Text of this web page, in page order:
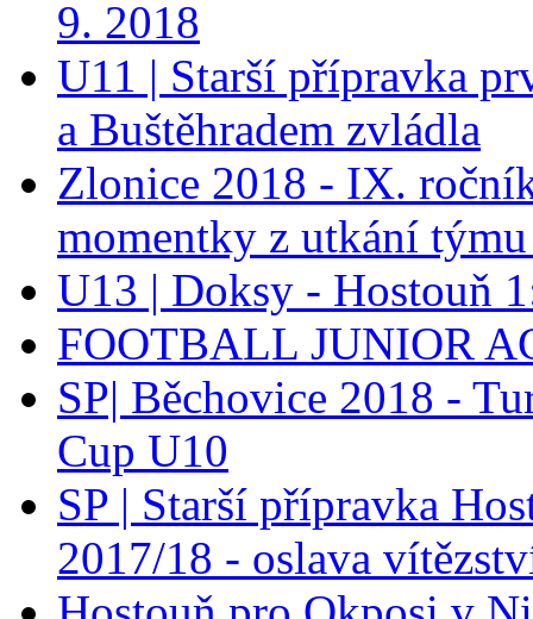
9. 2018
U11 | Starší přípravka
a Buštěhradem zvládla
Zlonice 2018 - IX.
momentky z utkání
U13 | Doksy - Hostouň
FOOTBALL JUNIOR
SP| Běchovice 2018 -
Cup U10
SP | Starší přípravka
2017/18 - oslava